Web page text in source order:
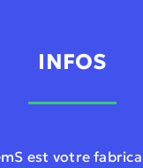
INFOS
est votre